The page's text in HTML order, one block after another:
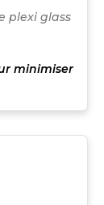
plexi glass
minimiser